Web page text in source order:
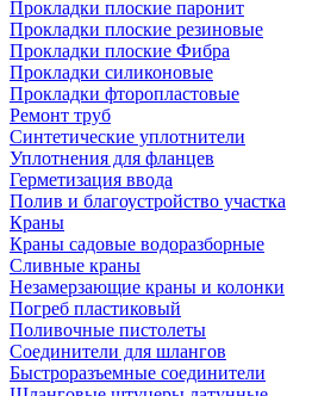
Прокладки плоские паронит
Прокладки плоские резиновые
Прокладки плоские Фибра
Прокладки силиконовые
Прокладки фторопластовые
Ремонт труб
Синтетические уплотнители
Уплотнения для фланцев
Герметизация ввода
Полив и благоустройство участка
Краны
Краны садовые водоразборные
Сливные краны
Незамерзающие краны и колонки
Погреб пластиковый
Поливочные пистолеты
Соединители для шлангов
Быстроразъемные соединители